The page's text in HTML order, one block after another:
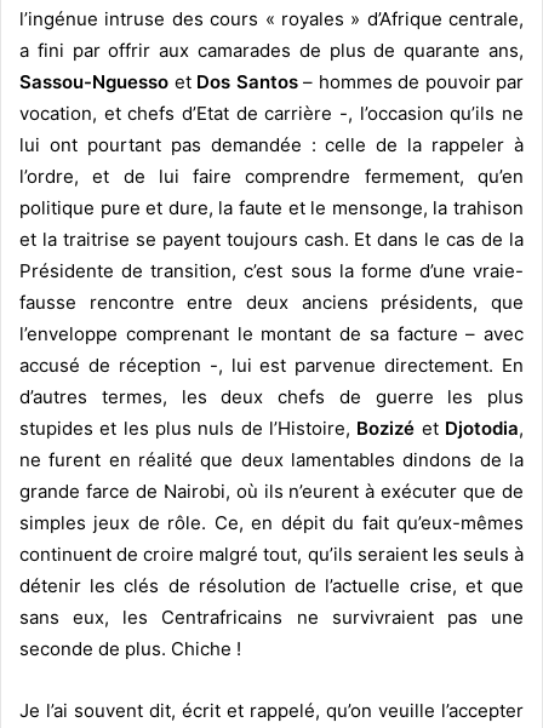
l’ingénue intruse des cours « royales » d’Afrique centrale,
a fini par offrir aux camarades de plus de quarante ans,
Sassou-Nguesso et Dos Santos– hommes de pouvoir par
vocation, et chefs d’Etat de carrière -, l’occasion qu’ils ne
lui ont pourtant pas demandée : celle de la rappeler à
l’ordre, et de lui faire comprendre fermement, qu’en
politique pure et dure, la faute et le mensonge, la trahison
et la traitrise se payent toujours cash. Et dans le cas de la
Présidente de transition, c’est sous la forme d’une vraie-
fausse rencontre entre deux anciens présidents, que
l’enveloppe comprenant le montant de sa facture – avec
accusé de réception -, lui est parvenue directement. En
d’autres termes, les deux chefs de guerre les plus
stupides et les plus nuls de l’Histoire, Bozizé et Djotodia,
ne furent en réalité que deux lamentables dindons de la
grande farce de Nairobi, où ils n’eurent à exécuter que de
simples jeux de rôle. Ce, en dépit du fait qu’eux-mêmes
continuent de croire malgré tout, qu’ils seraient les seuls à
détenir les clés de résolution de l’actuelle crise, et que
sans eux, les Centrafricains ne survivraient pas une
seconde de plus. Chiche !
Je l’ai souvent dit, écrit et rappelé, qu’on veuille l’accepter